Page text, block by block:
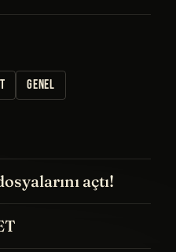
açtı!